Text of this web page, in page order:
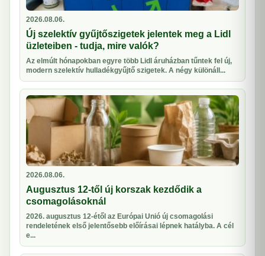
2026.08.06.
Új szelektív gyűjtőszigetek jelentek meg a Lidl
üzleteiben - tudja, mire valók?
Az elmúlt hónapokban egyre több Lidl áruházban tűntek fel új,
modern szelektív hulladékgyűjtő szigetek. A négy különáll...
2026.08.06.
Augusztus 12-től új korszak kezdődik a
csomagolásoknál
2026. augusztus 12-étől az Európai Unió új csomagolási
rendeletének első jelentősebb előírásai lépnek hatályba. A cél
e...